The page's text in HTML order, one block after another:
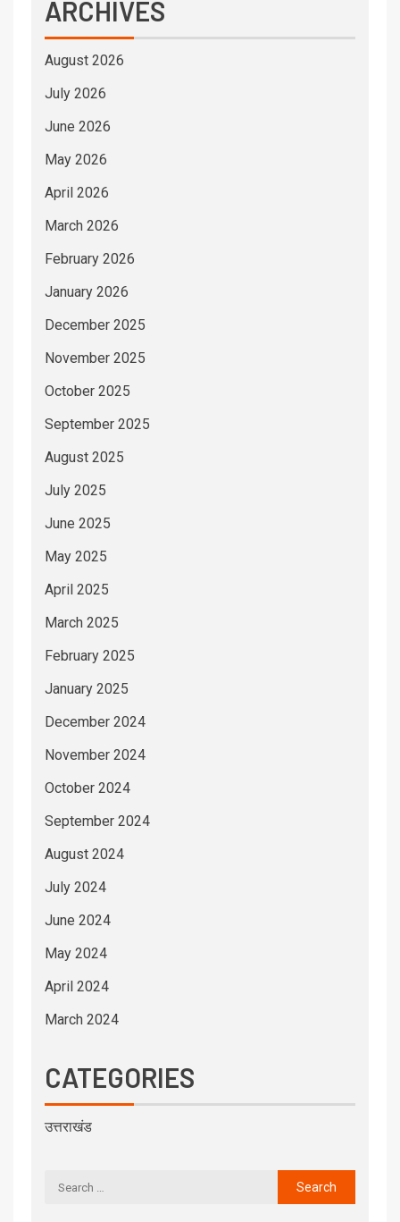
ARCHIVES
August 2026
July 2026
June 2026
May 2026
April 2026
March 2026
February 2026
January 2026
December 2025
November 2025
October 2025
September 2025
August 2025
July 2025
June 2025
May 2025
April 2025
March 2025
February 2025
January 2025
December 2024
November 2024
October 2024
September 2024
August 2024
July 2024
June 2024
May 2024
April 2024
March 2024
CATEGORIES
उत्तराखंड